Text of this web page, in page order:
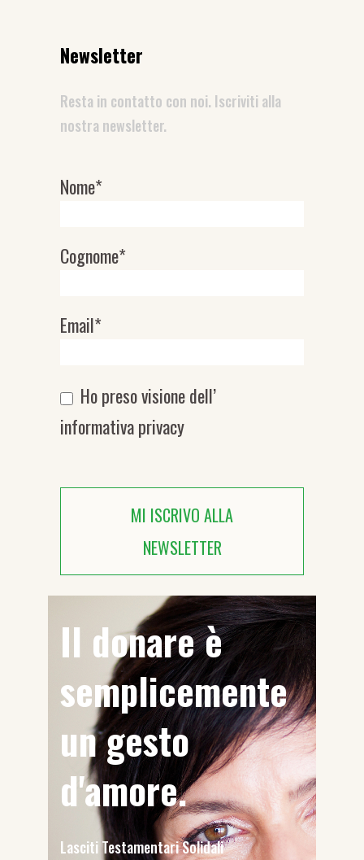
Newsletter
Resta in contatto con noi. Iscriviti alla
nostra newsletter.
Newsletter
Nome*
Cognome*
Email*
Ho preso visione dell’
informativa privacy
MI ISCRIVO ALLA
NEWSLETTER
Il donare è
semplicemente
un gesto
d'amore.
Lasciti Testamentari Solidali